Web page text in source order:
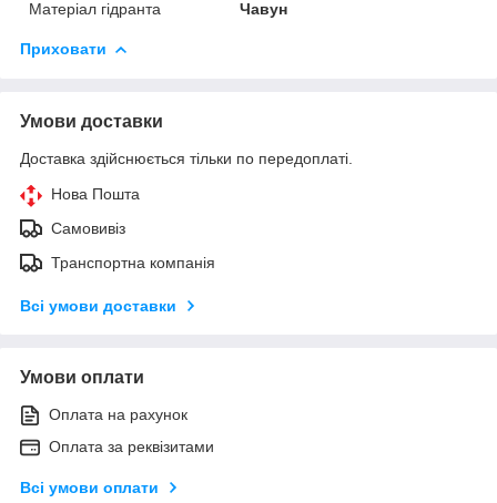
Матеріал гідранта
Чавун
Приховати
Умови доставки
Доставка здійснюється тільки по передоплаті.
Нова Пошта
Самовивіз
Транспортна компанія
Всі умови доставки
Умови оплати
Оплата на рахунок
Оплата за реквізитами
Всі умови оплати